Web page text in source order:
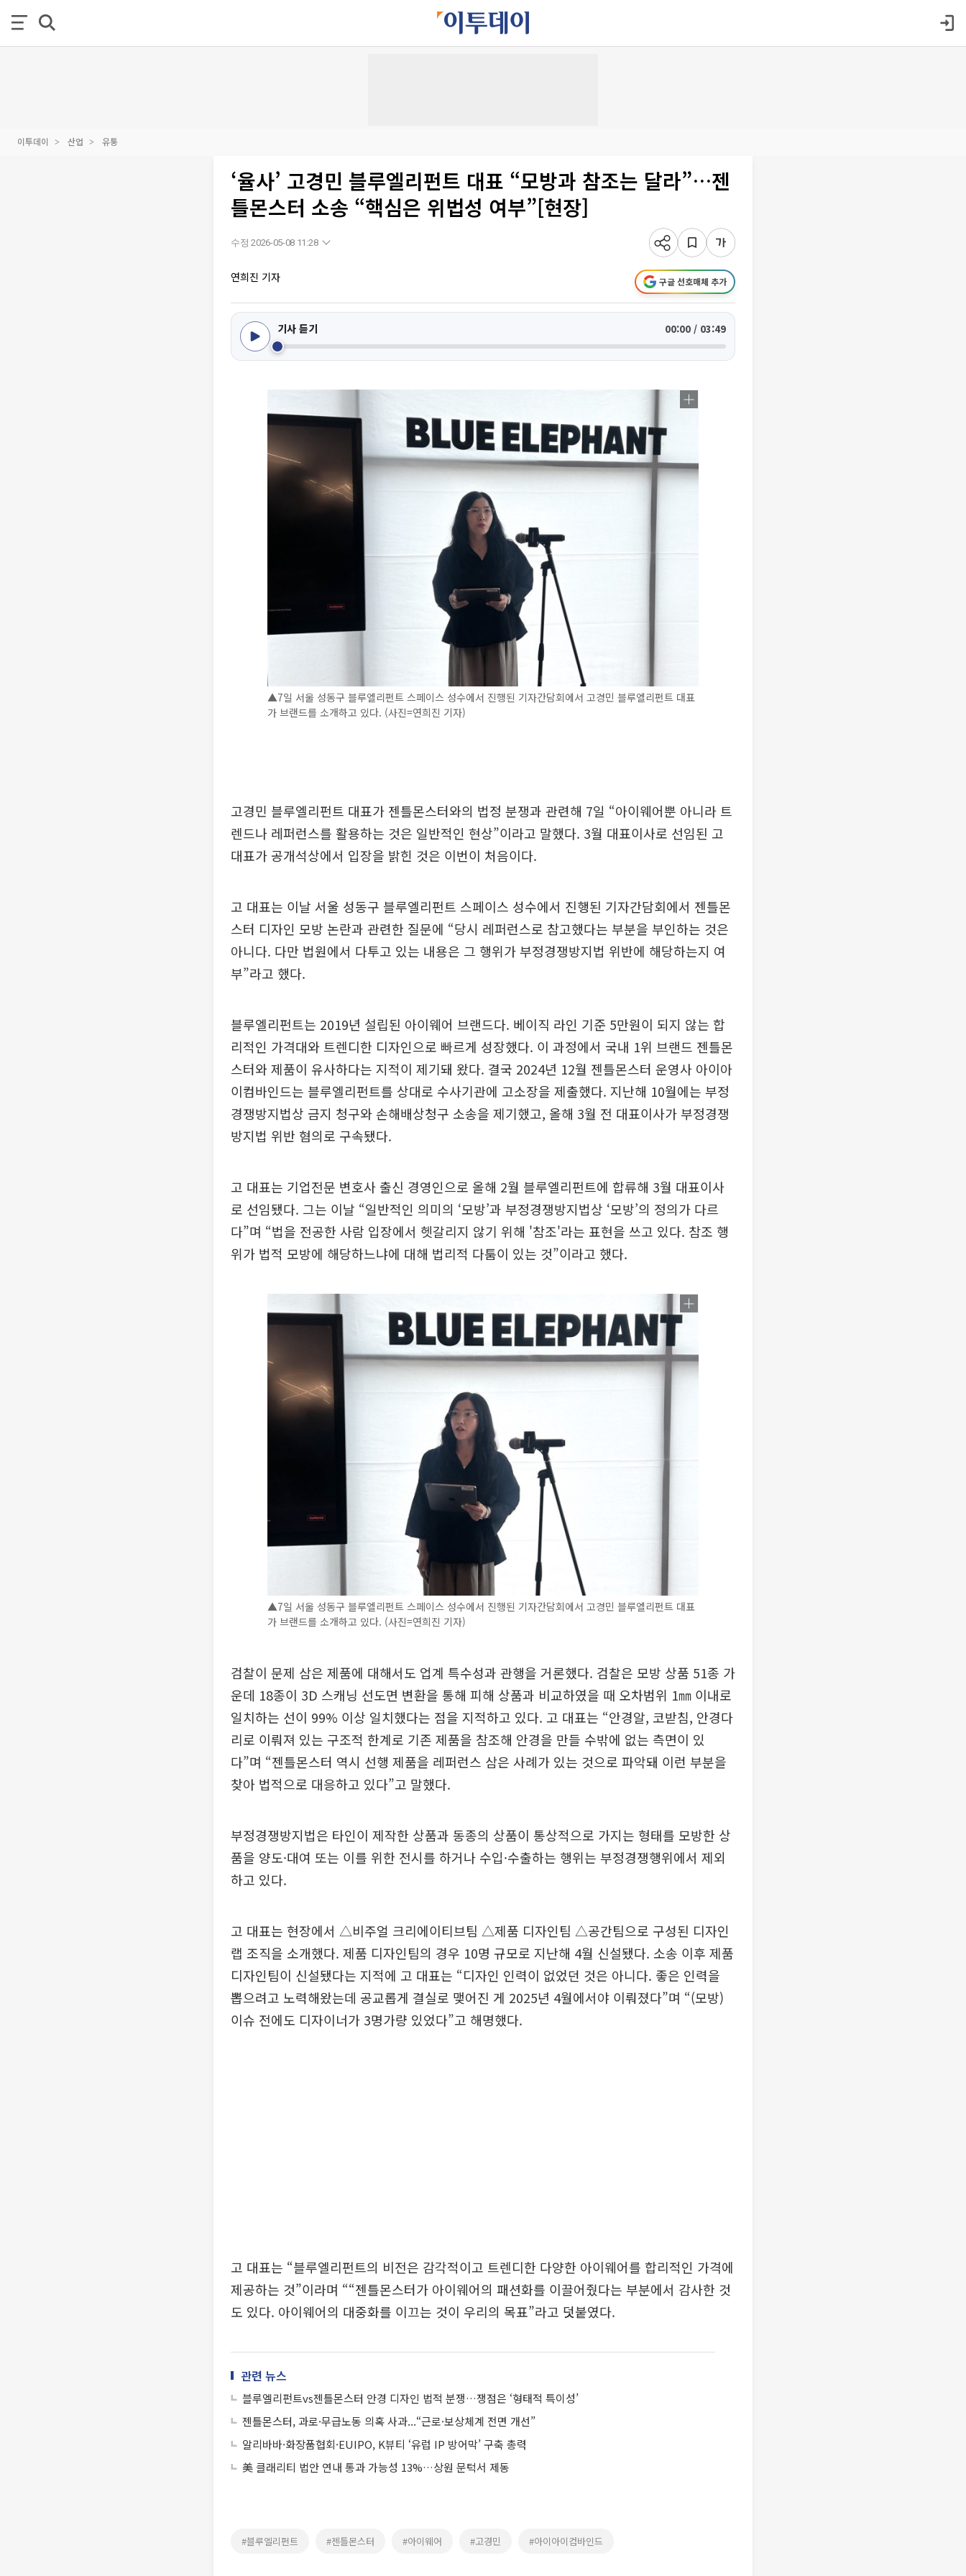
이투데이 산업 유통
‘율사’ 고경민 블루엘리펀트 대표 “모방과 참조는 달라”…젠
틀몬스터 소송 “핵심은 위법성 여부”[현장]
수정 2026-05-08 11:28
연희진 기자 구글 선호매체 추가
기사 듣기 00:00 / 03:49
▲7일 서울 성동구 블루엘리펀트 스페이스 성수에서 진행된 기자간담회에서 고경민 블루엘리펀트 대표
가 브랜드를 소개하고 있다. (사진=연희진 기자)
고경민 블루엘리펀트 대표가 젠틀몬스터와의 법정 분쟁과 관련해 7일 “아이웨어뿐 아니라 트
렌드나 레퍼런스를 활용하는 것은 일반적인 현상”이라고 말했다. 3월 대표이사로 선임된 고
대표가 공개석상에서 입장을 밝힌 것은 이번이 처음이다.
고 대표는 이날 서울 성동구 블루엘리펀트 스페이스 성수에서 진행된 기자간담회에서 젠틀몬
스터 디자인 모방 논란과 관련한 질문에 “당시 레퍼런스로 참고했다는 부분을 부인하는 것은
아니다. 다만 법원에서 다투고 있는 내용은 그 행위가 부정경쟁방지법 위반에 해당하는지 여
부”라고 했다.
블루엘리펀트는 2019년 설립된 아이웨어 브랜드다. 베이직 라인 기준 5만원이 되지 않는 합
리적인 가격대와 트렌디한 디자인으로 빠르게 성장했다. 이 과정에서 국내 1위 브랜드 젠틀몬
스터와 제품이 유사하다는 지적이 제기돼 왔다. 결국 2024년 12월 젠틀몬스터 운영사 아이아
이컴바인드는 블루엘리펀트를 상대로 수사기관에 고소장을 제출했다. 지난해 10월에는 부정
경쟁방지법상 금지 청구와 손해배상청구 소송을 제기했고, 올해 3월 전 대표이사가 부정경쟁
방지법 위반 혐의로 구속됐다.
고 대표는 기업전문 변호사 출신 경영인으로 올해 2월 블루엘리펀트에 합류해 3월 대표이사
로 선임됐다. 그는 이날 “일반적인 의미의 ‘모방’과 부정경쟁방지법상 ‘모방’의 정의가 다르
다”며 “법을 전공한 사람 입장에서 헷갈리지 않기 위해 '참조'라는 표현을 쓰고 있다. 참조 행
위가 법적 모방에 해당하느냐에 대해 법리적 다툼이 있는 것”이라고 했다.
▲7일 서울 성동구 블루엘리펀트 스페이스 성수에서 진행된 기자간담회에서 고경민 블루엘리펀트 대표
가 브랜드를 소개하고 있다. (사진=연희진 기자)
검찰이 문제 삼은 제품에 대해서도 업계 특수성과 관행을 거론했다. 검찰은 모방 상품 51종 가
운데 18종이 3D 스캐닝 선도면 변환을 통해 피해 상품과 비교하였을 때 오차범위 1㎜ 이내로
일치하는 선이 99% 이상 일치했다는 점을 지적하고 있다. 고 대표는 “안경알, 코받침, 안경다
리로 이뤄져 있는 구조적 한계로 기존 제품을 참조해 안경을 만들 수밖에 없는 측면이 있
다”며 “젠틀몬스터 역시 선행 제품을 레퍼런스 삼은 사례가 있는 것으로 파악돼 이런 부분을
찾아 법적으로 대응하고 있다”고 말했다.
부정경쟁방지법은 타인이 제작한 상품과 동종의 상품이 통상적으로 가지는 형태를 모방한 상
품을 양도·대여 또는 이를 위한 전시를 하거나 수입·수출하는 행위는 부정경쟁행위에서 제외
하고 있다.
고 대표는 현장에서 △비주얼 크리에이티브팀 △제품 디자인팀 △공간팀으로 구성된 디자인
랩 조직을 소개했다. 제품 디자인팀의 경우 10명 규모로 지난해 4월 신설됐다. 소송 이후 제품
디자인팀이 신설됐다는 지적에 고 대표는 “디자인 인력이 없었던 것은 아니다. 좋은 인력을
뽑으려고 노력해왔는데 공교롭게 결실로 맺어진 게 2025년 4월에서야 이뤄졌다”며 “(모방)
이슈 전에도 디자이너가 3명가량 있었다”고 해명했다.
고 대표는 “블루엘리펀트의 비전은 감각적이고 트렌디한 다양한 아이웨어를 합리적인 가격에
제공하는 것”이라며 ““젠틀몬스터가 아이웨어의 패션화를 이끌어줬다는 부분에서 감사한 것
도 있다. 아이웨어의 대중화를 이끄는 것이 우리의 목표”라고 덧붙였다.
관련 뉴스
블루엘리펀트vs젠틀몬스터 안경 디자인 법적 분쟁…쟁점은 ‘형태적 특이성’
젠틀몬스터, 과로·무급노동 의혹 사과...“근로·보상체계 전면 개선”
알리바바·화장품협회·EUIPO, K뷰티 ‘유럽 IP 방어막’ 구축 총력
美 클래리티 법안 연내 통과 가능성 13%…상원 문턱서 제동
#블루엘리펀트 #젠틀몬스터 #아이웨어 #고경민 #아이아이컴바인드